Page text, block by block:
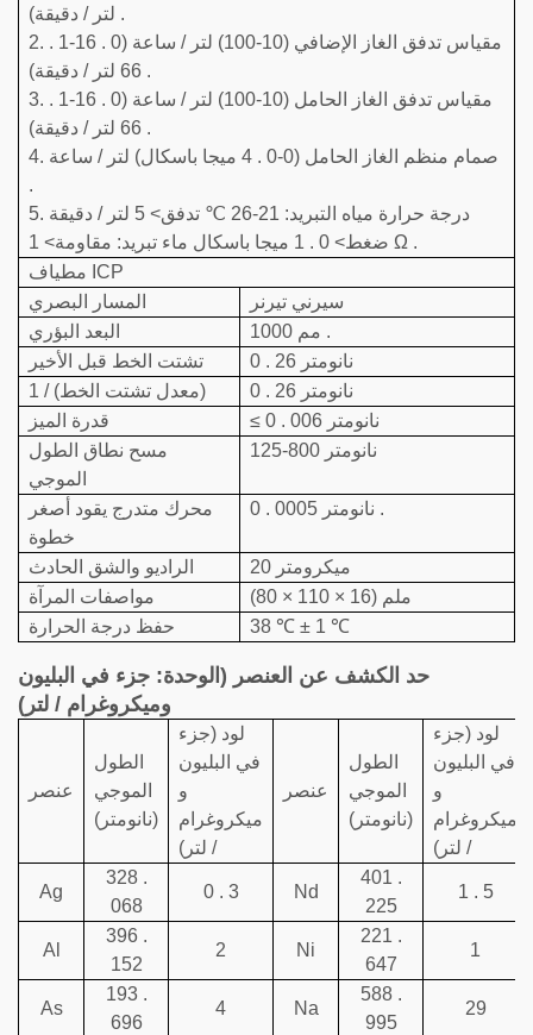
لتر / دقيقة) .
2. مقياس تدفق الغاز الإضافي (10-100) لتر / ساعة (0 . 16-1 .
66 لتر / دقيقة) .
3. مقياس تدفق الغاز الحامل (10-100) لتر / ساعة (0 . 16-1 .
66 لتر / دقيقة) .
4. صمام منظم الغاز الحامل (0-0 . 4 ميجا باسكال) لتر / ساعة
.
5. درجة حرارة مياه التبريد: 21-26 ℃ تدفق> 5 لتر / دقيقة
ضغط> 0 . 1 ميجا باسكال ماء تبريد: مقاومة> 1 Ω .
مطياف ICP
المسار البصري
سيرني تيرنر
البعد البؤري
1000 مم .
تشتت الخط قبل الأخير
0 . 26 نانومتر
1 / (معدل تشتت الخط)
0 . 26 نانومتر
قدرة الميز
≤ 0 . 006 نانومتر
مسح نطاق الطول
الموجي
125-800 نانومتر
محرك متدرج يقود أصغر
خطوة
0 . 0005 نانومتر .
الراديو والشق الحادث
20 ميكرومتر
مواصفات المرآة
(80 × 110 × 16) ملم
حفظ درجة الحرارة
38 ℃ ± 1 ℃
حد الكشف عن العنصر (الوحدة: جزء في البليون
وميكروغرام / لتر)
عنصر
الطول
الموجي
(نانومتر)
لود (جزء
في البليون
و
ميكروغرام
/ لتر)
عنصر
الطول
الموجي
(نانومتر)
لود (جزء
في البليون
و
ميكروغرام
/ لتر)
Ag
328 .
068
0 . 3 Nd
401 .
225
1 . 5
Al
396 .
152
2 Ni
221 .
647
1
As
193 .
696
4 Na
588 .
995
29